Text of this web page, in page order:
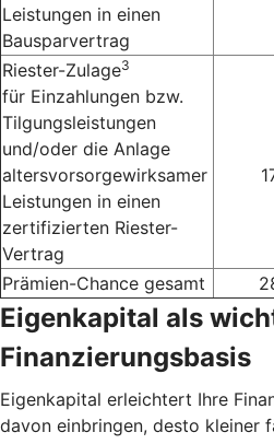
Leistungen in einen
Bausparvertrag
Riester-Zulage3
für Einzahlungen bzw.
Tilgungsleistungen
und/oder die Anlage
altersvorsorgewirksamer
Leistungen in einen
zertifizierten Riester-
Vertrag
Prämien-Chance gesamt
Eigenkapital als
Finanzierungsbasis
Eigenkapital erleichtert Ihre
davon einbringen, desto kleiner